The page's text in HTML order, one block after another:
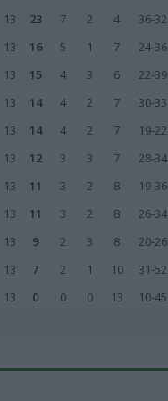
13 23 7 2 4 36-32
13 16 5 1 7 24-36
13 15 4 3 6 22-39
13 14 4 2 7 30-33
13 14 4 2 7 19-22
13 12 3 3 7 28-34
13 11 3 2 8 19-36
13 11 3 2 8 26-34
13 9 2 3 8 20-26
13 7 2 1 10 31-52
13 0 0 0 13 10-45